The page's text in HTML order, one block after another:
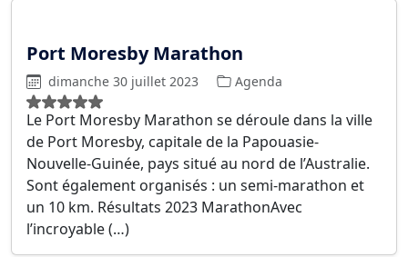
Port Moresby Marathon
dimanche 30 juillet 2023 Agenda
Le Port Moresby Marathon se déroule dans la ville
de Port Moresby, capitale de la Papouasie-
Nouvelle-Guinée, pays situé au nord de l’Australie.
Sont également organisés : un semi-marathon et
un 10 km. Résultats 2023 MarathonAvec
l’incroyable (…)